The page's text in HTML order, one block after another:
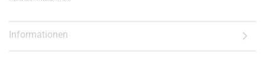
Informationen